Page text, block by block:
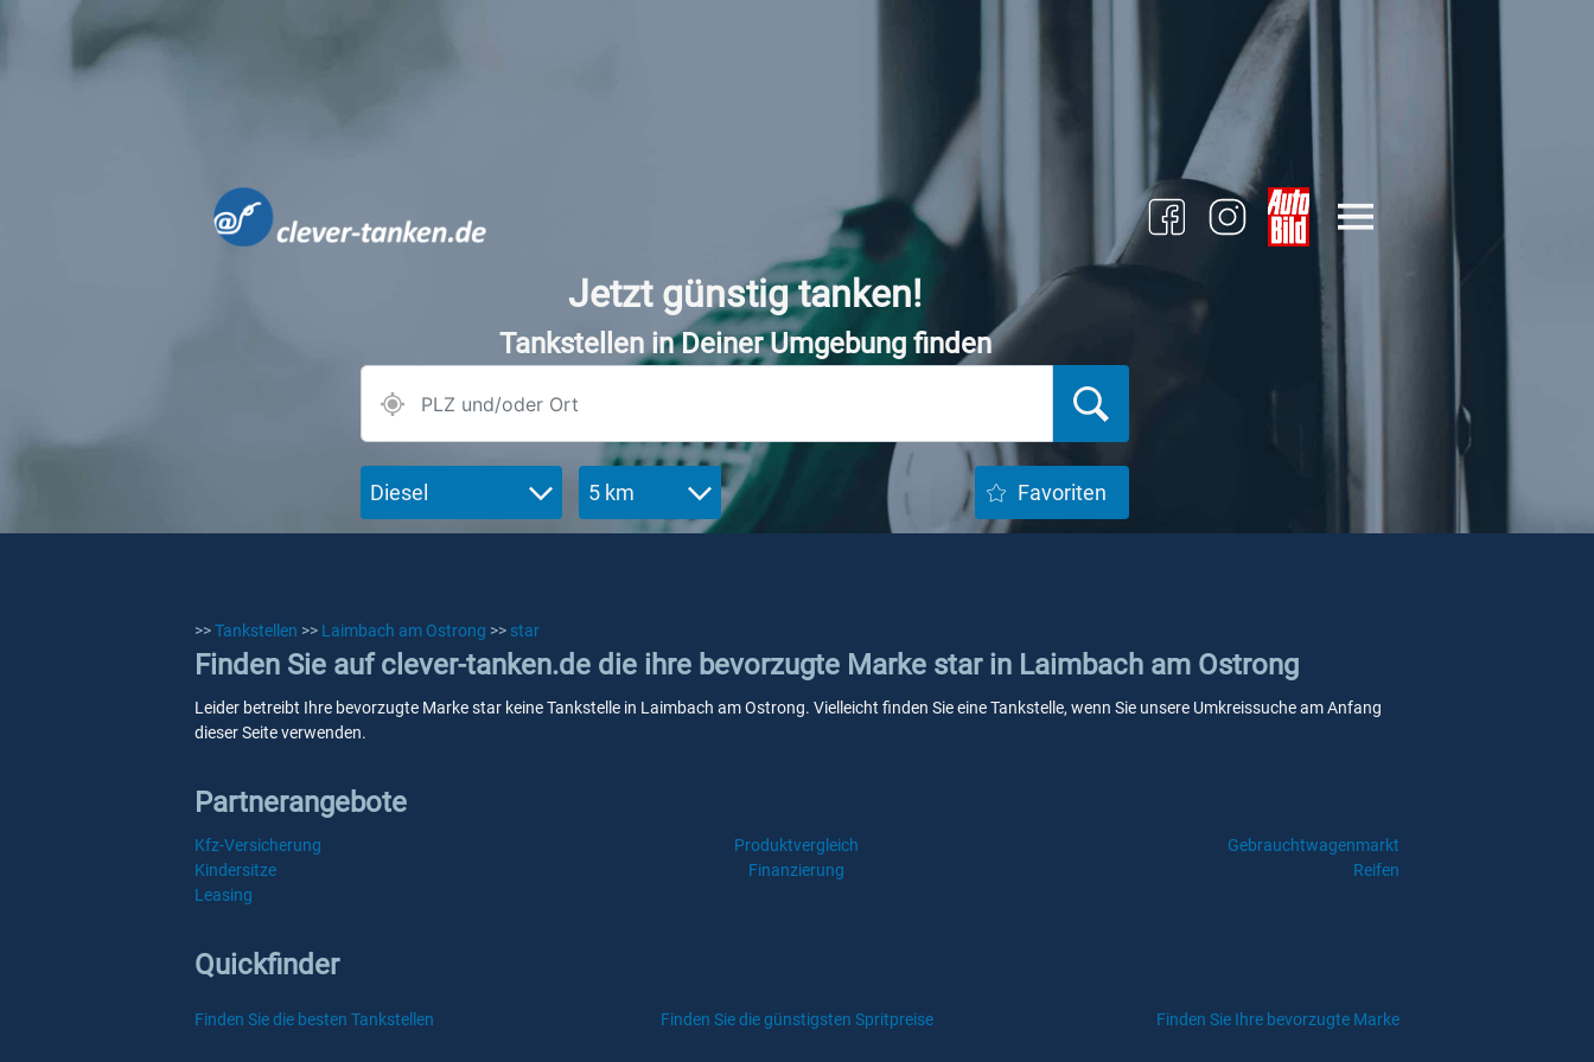
Jetzt günstig tanken!
Tankstellen in Deiner Umgebung finden
Diesel 5 km Favoriten
>>Tankstellen >> Laimbach am Ostrong >> star
Finden Sie auf clever-tanken.de die ihre bevorzugte Marke star in Laimbach am Ostrong
Leider betreibt Ihre bevorzugte Marke star keine Tankstelle in Laimbach am Ostrong. Vielleicht finden Sie eine Tankstelle, wenn Sie unsere Umkreissuche am Anfang
dieser Seite verwenden.
Partnerangebote
Kfz-Versicherung Produktvergleich
Gebrauchtwagenmarkt
Kindersitze
Finanzierung
Reifen
Leasing
Quickfinder
Finden Sie die besten Tankstellen Finden Sie die günstigsten Spritpreise Finden Sie Ihre bevorzugte Marke